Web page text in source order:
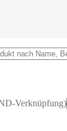
Verknüpfung)